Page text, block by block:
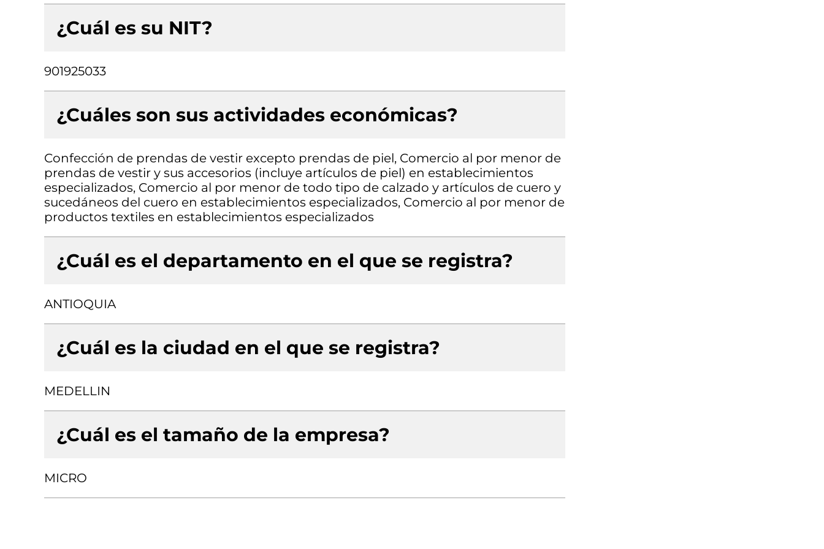
¿Cuál es su NIT?
901925033
¿Cuáles son sus actividades económicas?
Confección de prendas de vestir excepto prendas de piel, Comercio al por menor de
prendas de vestir y sus accesorios (incluye artículos de piel) en establecimientos
especializados, Comercio al por menor de todo tipo de calzado y artículos de cuero y
sucedáneos del cuero en establecimientos especializados, Comercio al por menor de
productos textiles en establecimientos especializados
¿Cuál es el departamento en el que se registra?
ANTIOQUIA
¿Cuál es la ciudad en el que se registra?
MEDELLIN
¿Cuál es el tamaño de la empresa?
MICRO